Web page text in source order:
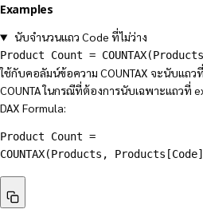
Examples
นับจำนวนแถว Code ที่ไม่ว่าง
Product Count =
ใช้กับคอลัมน์ข้อความ COUNTAX จะนับแถว
COUNTA ในกรณีที่ต้องการนับเฉพาะแถวที่
DAX Formula:
Product Count =
COUNTAX(Products , Products[Code]